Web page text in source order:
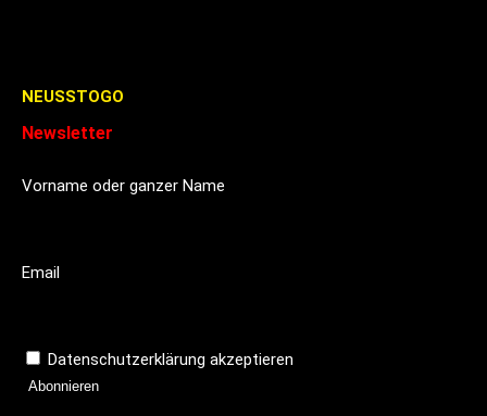
NEUSSTOGO
Newsletter
Vorname oder ganzer Name
Email
Datenschutzerklärung akzeptieren